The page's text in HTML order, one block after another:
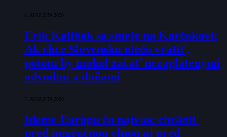
8. AUGUSTA 2026
Erik Kaliňák sa smeje na Korčokovi:
Ak chce Slovensku niečo vrátiť,
potom by mohol začať nezaplatenými
odvodmi a daňami
7. AUGUSTA 2026
Ideme Európu čo najviac chrániť
pred migračnou vlnou aj pred